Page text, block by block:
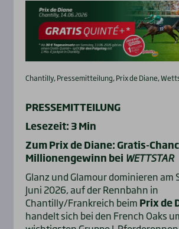
Chantilly, Pressemitteilung, Prix de Diane,
PRESSEMITTEILUNG
Lesezeit: 3 Min
Zum Prix de Diane: Gratis-
Millionengewinn bei WETTSTAR
Glanz und Glamour dominieren am
Juni 2026, auf der Rennbahn in
Chantilly/Frankreich beim Prix de
handelt sich bei den French Oaks